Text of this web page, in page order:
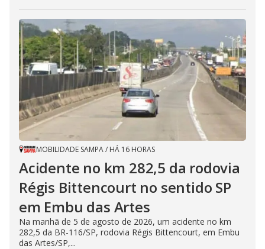
MOBILIDADE SAMPA/ HÁ 16 HORAS
Acidente no km 282,5 da rodovia
Régis Bittencourt no sentido SP
em Embu das Artes
Na manhã de 5 de agosto de 2026, um acidente no km
282,5 da BR-116/SP, rodovia Régis Bittencourt, em Embu
das Artes/SP,...